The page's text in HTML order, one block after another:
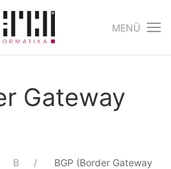
MENÜ
Gateway
B
BGP (Border Gateway